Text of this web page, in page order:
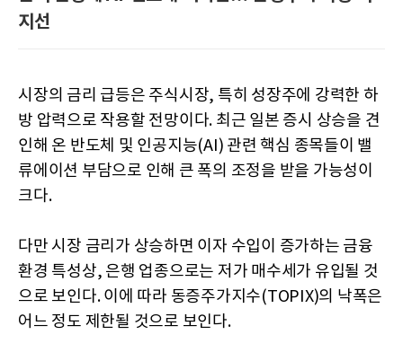
지선
시장의 금리 급등은 주식시장, 특히 성장주에 강력한 하
방 압력으로 작용할 전망이다. 최근 일본 증시 상승을 견
인해 온 반도체 및 인공지능(AI) 관련 핵심 종목들이 밸
류에이션 부담으로 인해 큰 폭의 조정을 받을 가능성이
크다.
다만 시장 금리가 상승하면 이자 수입이 증가하는 금융
환경 특성상, 은행 업종으로는 저가 매수세가 유입될 것
으로 보인다. 이에 따라 동증주가지수(TOPIX)의 낙폭은
어느 정도 제한될 것으로 보인다.